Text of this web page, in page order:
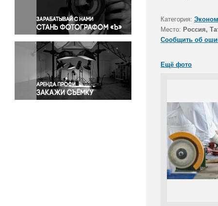
Правосудие
Происшествия и конфликты
Религия
Светская жизнь
Спорт
Экология
Экономика и бизнес
Категория:
Место: Россия,
Сообщить об
Ещё фото